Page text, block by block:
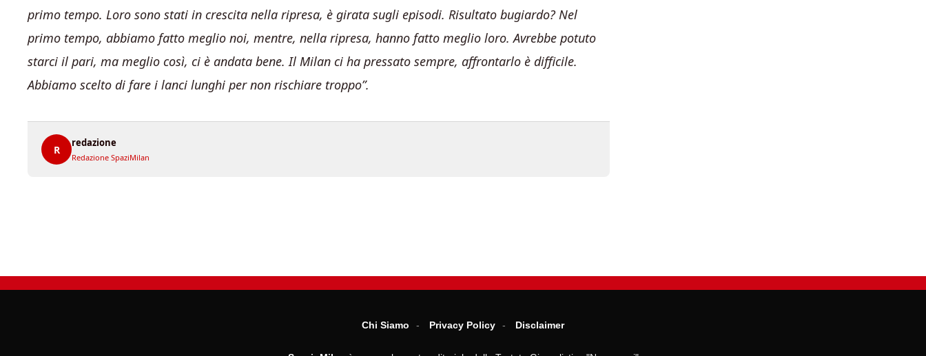
primo tempo. Loro sono stati in crescita nella ripresa, è girata sugli episodi. Risultato bugiardo? Nel
primo tempo, abbiamo fatto meglio noi, mentre, nella ripresa, hanno fatto meglio loro. Avrebbe potuto
starci il pari, ma meglio così, ci è andata bene. Il Milan ci ha pressato sempre, affrontarlo è difficile.
Abbiamo scelto di fare i lanci lunghi per non rischiare troppo”.
R
redazione
Redazione SpaziMilan
Chi Siamo Privacy Policy Disclaimer